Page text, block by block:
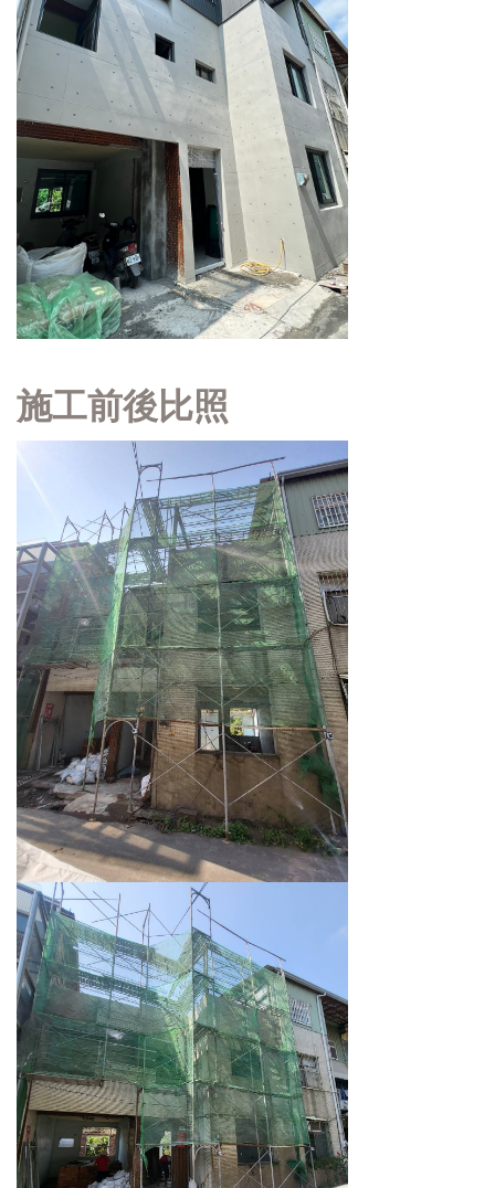
施工前後比照